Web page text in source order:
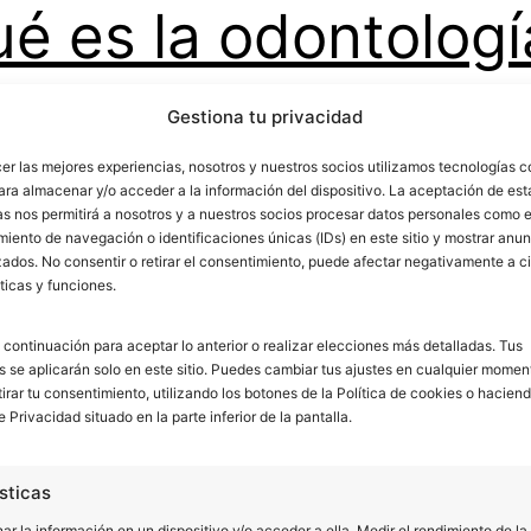
Gestiona tu privacidad
las mejores experiencias, nosotros y nuestros socios utilizamos tecnologías
almacenar y/o acceder a la información del dispositivo. La aceptación de
nos permitirá a nosotros y a nuestros socios procesar datos personales como
de navegación o identificaciones únicas (IDs) en este sitio y mostrar
No consentir o retirar el consentimiento, puede afectar negativamente a
y funciones.
para aceptar lo anterior o realizar elecciones más detalladas. Tus
se aplicarán solo en este sitio. Puedes cambiar tus ajustes en cualquier
tu consentimiento, utilizando los botones de la Política de cookies o
Privacidad situado en la parte inferior de la pantalla.
es la
y cómo se
a cabo?
los tratamientos cuando hay un problema
de la odontología hay otras ramas que
a mejorar la salud de nuestros dientes. Una
preventiva, que se encarga del